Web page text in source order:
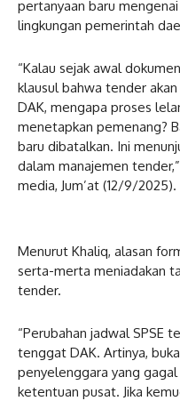
pertanyaan baru
lingkungan pemerintah
“Kalau sejak awal
klausul bahwa tender
DAK, mengapa proses
menetapkan pemenang?
baru dibatalkan. Ini
dalam manajemen
media, Jum’at (12/9/2025).
Menurut Khaliq, alasan
serta-merta meniadakan
tender.
“Perubahan jadwal SPSE
tenggat DAK. Artinya,
penyelenggara yang
ketentuan pusat. Jika